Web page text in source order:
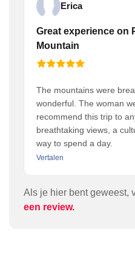
Erica
Great experience on
Mountain
The mountains were
wonderful. The woman
recommend this trip to
breathtaking views, a
way to spend a day.
Vertalen
Als je hier bent geweest,
een review.